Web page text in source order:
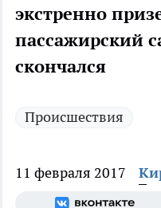
экстренно
пассажирский
скончался
Происшествия
11 февраля 2017